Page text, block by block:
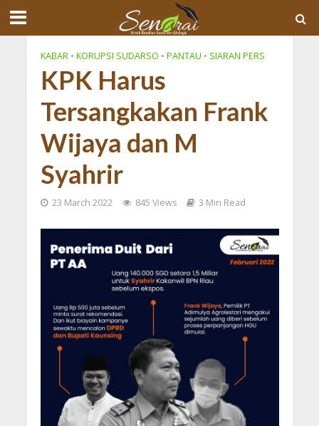
KABAR • KORUPSI SUDARSO • PANTAU • SIARAN PERS
KPK Harus
Tersangkakan Frank
Wijaya dan M
Syahrir
23 March 2022 845 Views 3 Min Read